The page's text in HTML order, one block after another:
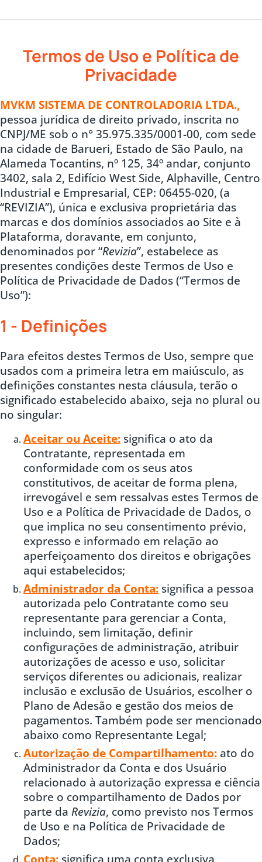
Termos de Uso e Política de
Privacidade
MVKM SISTEMA DE CONTROLADORIA LTDA.,
pessoa jurídica de direito privado, inscrita no
CNPJ/ME sob o n° 35.975.335/0001-00, com sede
na cidade de Barueri, Estado de São Paulo, na
Alameda Tocantins, nº 125, 34º andar, conjunto
3402, sala 2, Edifício West Side, Alphaville, Centro
Industrial e Empresarial, CEP: 06455-020, (a
“REVIZIA”), única e exclusiva proprietária das
marcas e dos domínios associados ao Site e à
Plataforma, doravante, em conjunto,
denominados por “Revizia”, estabelece as
presentes condições deste Termos de Uso e
Política de Privacidade de Dados (“Termos de
Uso”):
1 - Definições
Para efeitos destes Termos de Uso, sempre que
usados com a primeira letra em maiúsculo, as
definições constantes nesta cláusula, terão o
significado estabelecido abaixo, seja no plural ou
no singular:
Aceitar ou Aceite: significa o ato da
Contratante, representada em
conformidade com os seus atos
constitutivos, de aceitar de forma plena,
irrevogável e sem ressalvas estes Termos de
Uso e a Política de Privacidade de Dados, o
que implica no seu consentimento prévio,
expresso e informado em relação ao
aperfeiçoamento dos direitos e obrigações
aqui estabelecidos;
Administrador da Conta: significa a pessoa
autorizada pelo Contratante como seu
representante para gerenciar a Conta,
incluindo, sem limitação, definir
configurações de administração, atribuir
autorizações de acesso e uso, solicitar
serviços diferentes ou adicionais, realizar
inclusão e exclusão de Usuários, escolher o
Plano de Adesão e gestão dos meios de
pagamentos. Também pode ser mencionado
abaixo como Representante Legal;
Autorização de Compartilhamento: ato do
Administrador da Conta e dos Usuário
relacionado à autorização expressa e ciência
sobre o compartilhamento de Dados por
parte da Revizia, como previsto nos Termos
de Uso e na Política de Privacidade de
Dados;
Conta: significa uma conta exclusiva